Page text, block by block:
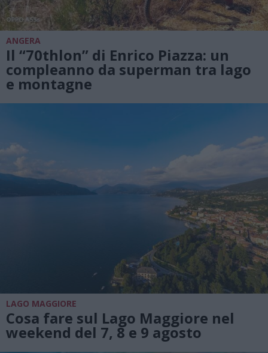
ANGERA
Il “70thlon” di Enrico Piazza: un
compleanno da superman tra lago
e montagne
LAGO MAGGIORE
Cosa fare sul Lago Maggiore nel
weekend del 7, 8 e 9 agosto